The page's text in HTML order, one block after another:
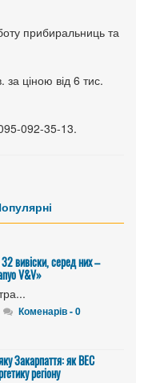
прибиральниць та
ціною від 6 тис.
092-35-13.
вивіски, серед них –
V&V»
Коменарів - 0
Закарпаття: як ВЕС
регіону